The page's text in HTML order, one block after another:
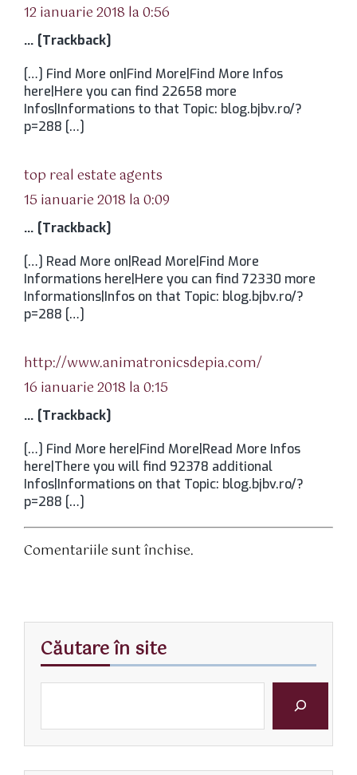
12 ianuarie 2018 la 0:56
… [Trackback]
[…] Find More on|Find More|Find More Infos
here|Here you can find 22658 more
Infos|Informations to that Topic: blog.bjbv.ro/?
p=288 […]
top real estate agents
15 ianuarie 2018 la 0:09
… [Trackback]
[…] Read More on|Read More|Find More
Informations here|Here you can find 72330 more
Informations|Infos on that Topic: blog.bjbv.ro/?
p=288 […]
http://www.animatronicsdepia.com/spune:
16 ianuarie 2018 la 0:15
… [Trackback]
[…] Find More here|Find More|Read More Infos
here|There you will find 92378 additional
Infos|Informations on that Topic: blog.bjbv.ro/?
p=288 […]
Comentariile sunt închise.
Căutare în site